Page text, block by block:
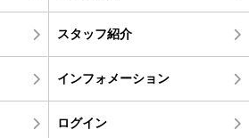
スタッフ紹介
インフォメーション
ログイン